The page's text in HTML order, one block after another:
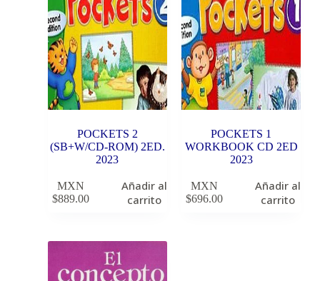
POCKETS 2
(SB+W/CD-ROM) 2ED.
2023
MXN
$889.00
Añadir al
carrito
POCKETS 1
WORKBOOK CD 2ED
2023
MXN
$696.00
Añadir al
carrito